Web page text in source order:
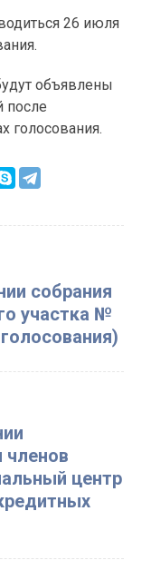
26 июля
объявлены
после
голосования.
собрания
участка №
членов
центр